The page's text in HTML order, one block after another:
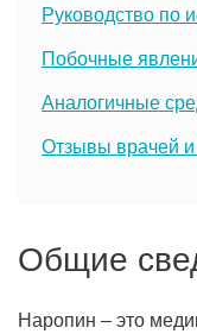
Руководство по
Побочные
Аналогичные
Отзывы врачей и
Общие
Наропин – это